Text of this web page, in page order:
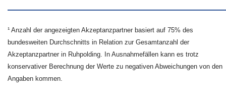
¹ Anzahl der angezeigten Akzeptanzpartner basiert auf 75% des
bundesweiten Durchschnitts in Relation zur Gesamtanzahl der
Akzeptanzpartner in Ruhpolding. In Ausnahmefällen kann es trotz
konservativer Berechnung der Werte zu negativen Abweichungen von den
Angaben kommen.